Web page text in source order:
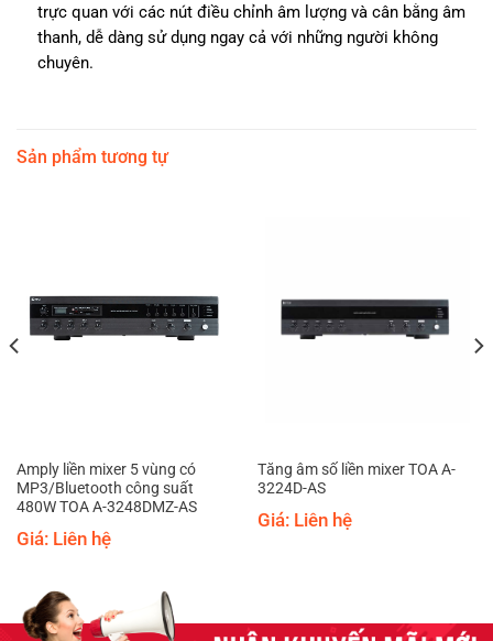
trực quan với các nút điều chỉnh âm lượng và cân bằng âm
thanh, dễ dàng sử dụng ngay cả với những người không
chuyên.
Sản phẩm tương tự
Amply liền mixer 5 vùng có
MP3/Bluetooth công suất
480W TOA A-3248DMZ-AS
Giá: Liên hệ
Tăng âm số liền mixer TOA A-
3224D-AS
Giá: Liên hệ